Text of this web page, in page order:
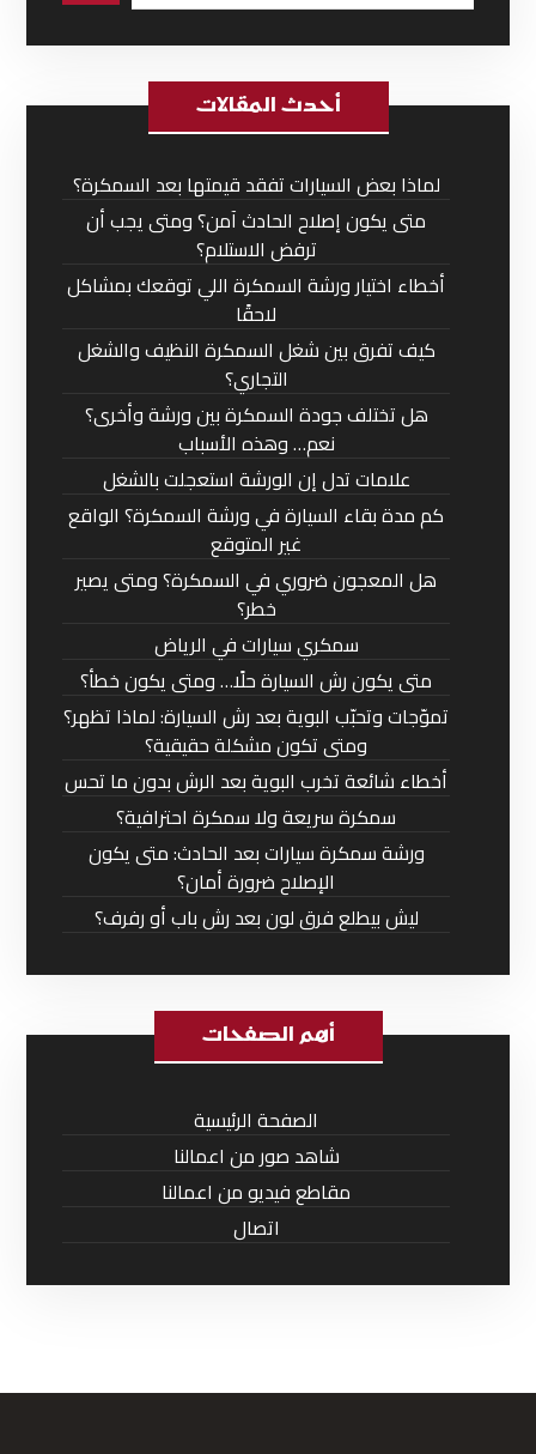
أحدث المقالات
لماذا بعض السيارات تفقد قيمتها بعد السمكرة؟
متى يكون إصلاح الحادث آمن؟ ومتى يجب أن
ترفض الاستلام؟
أخطاء اختيار ورشة السمكرة اللي توقعك بمشاكل
لاحقًا
كيف تفرق بين شغل السمكرة النظيف والشغل
التجاري؟
هل تختلف جودة السمكرة بين ورشة وأخرى؟
نعم… وهذه الأسباب
علامات تدل إن الورشة استعجلت بالشغل
كم مدة بقاء السيارة في ورشة السمكرة؟ الواقع
غير المتوقع
هل المعجون ضروري في السمكرة؟ ومتى يصير
خطر؟
سمكري سيارات في الرياض
متى يكون رش السيارة حلًا… ومتى يكون خطأ؟
تموّجات وتحبّب البوية بعد رش السيارة: لماذا تظهر؟
ومتى تكون مشكلة حقيقية؟
أخطاء شائعة تخرب البوية بعد الرش بدون ما تحس
سمكرة سريعة ولا سمكرة احترافية؟
ورشة سمكرة سيارات بعد الحادث: متى يكون
الإصلاح ضرورة أمان؟
ليش بيطلع فرق لون بعد رش باب أو رفرف؟
أهم الصفحات
الصفحة الرئيسية
شاهد صور من اعمالنا
مقاطع فيديو من اعمالنا
اتصال